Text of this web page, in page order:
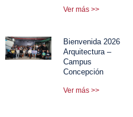
Ver más >>
Bienvenida 2026
Arquitectura –
Campus
Concepción
Ver más >>